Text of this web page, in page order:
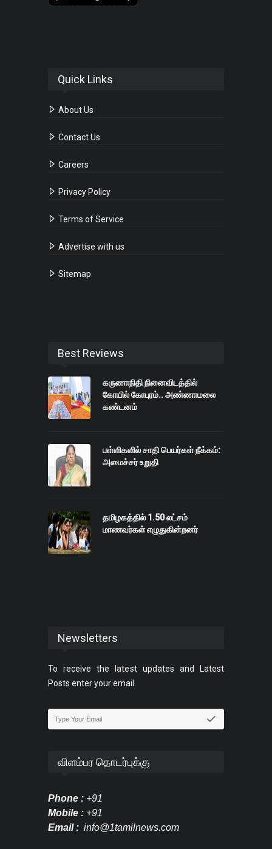
Quick Links
About Us
Contact Us
Careers
Privacy Policy
Terms of Service
Advertise with us
Sitemap
Best Reviews
கருணாநிதி நினைவிடத்தில்
கோயில் கோபுரம்.. அண்ணாமலை
கண்டனம்
பள்ளிகளில் சாதி பெயர்கள் நீக்கம்:
அமைச்சர் உறுதி
தமிழகத்தில் 1.50 லட்சம்
மாணவர்கள் எழுதுகின்றனர்
Newsletters
To receive the latest updates and Latest
Posts enter your email.
விளம்பர தொடர்புக்கு
Phone : +91
Mobile : +91
Email : info@1tamilnews.com